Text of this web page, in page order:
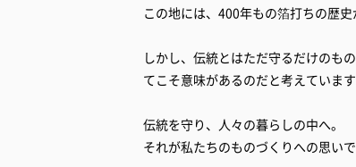
この地には、400年もの箔打ちの歴
しかし、伝統とはただ守るだけのも
てこそ意味があるのだと考えています
伝統を守り、人々の暮らしの中へ。
それが私たちのものづくりへの思いで